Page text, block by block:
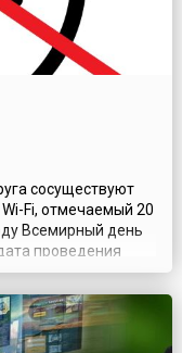
сосуществуют
Fi, отмечаемый 20
Всемирный день
проведения
технологии,
людей,
с влиянием